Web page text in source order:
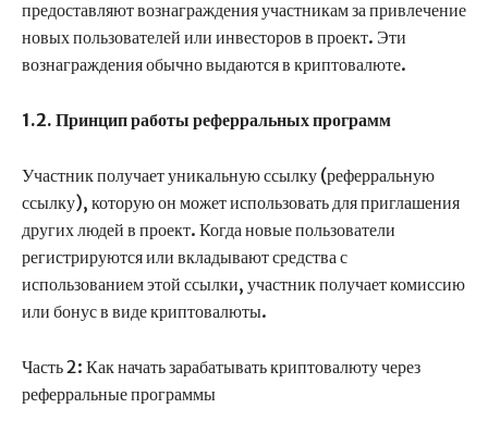
предоставляют вознаграждения участникам за привлечение
новых пользователей или инвесторов в проект. Эти
вознаграждения обычно выдаются в криптовалюте.
1.2. Принцип работы реферральных программ
Участник получает уникальную ссылку (реферральную
ссылку), которую он может использовать для приглашения
других людей в проект. Когда новые пользователи
регистрируются или вкладывают средства с
использованием этой ссылки, участник получает комиссию
или бонус в виде криптовалюты.
Часть 2: Как начать зарабатывать криптовалюту через
реферральные программы